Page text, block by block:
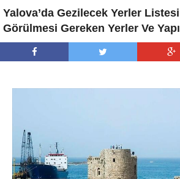
Yalova’da Gezilecek Yerler
Görülmesi Gereken Yerler Ve